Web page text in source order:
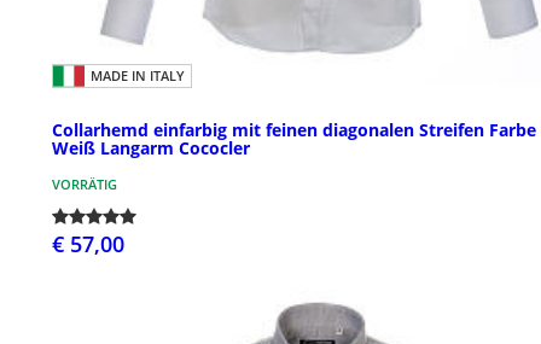
MADE IN ITALY
Collarhemd einfarbig mit feinen diagonalen Streifen Farbe
Weiß Langarm Cococler
VORRÄTIG
€ 57,00